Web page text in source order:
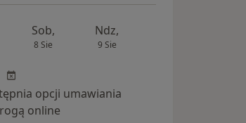
Sob,
8 Sie
Ndz,
9 Sie
opcji umawiania
online